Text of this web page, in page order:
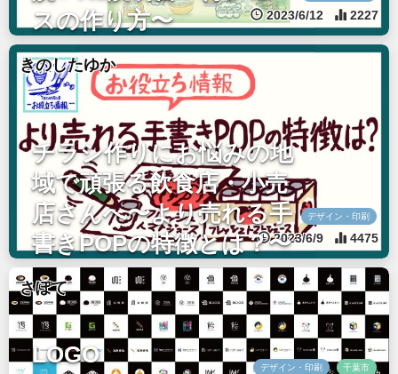
スの作り方〜
2023/6/12 2227
きのしたゆか
チラシ作りにお悩みの地
域で頑張る飲食店・小売
店さんへ〜より売れる手
書きPOPの特徴とは？〜
デザイン・印刷
2023/6/9 4475
さぽて
LOGO
デザイン・印刷 千葉市